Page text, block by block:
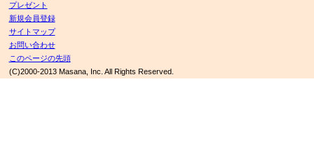
プレゼント
新規会員登録
サイトマップ
お問い合わせ
このページの先頭
(C)2000-2013 Masana, Inc. All Rights Reserved.